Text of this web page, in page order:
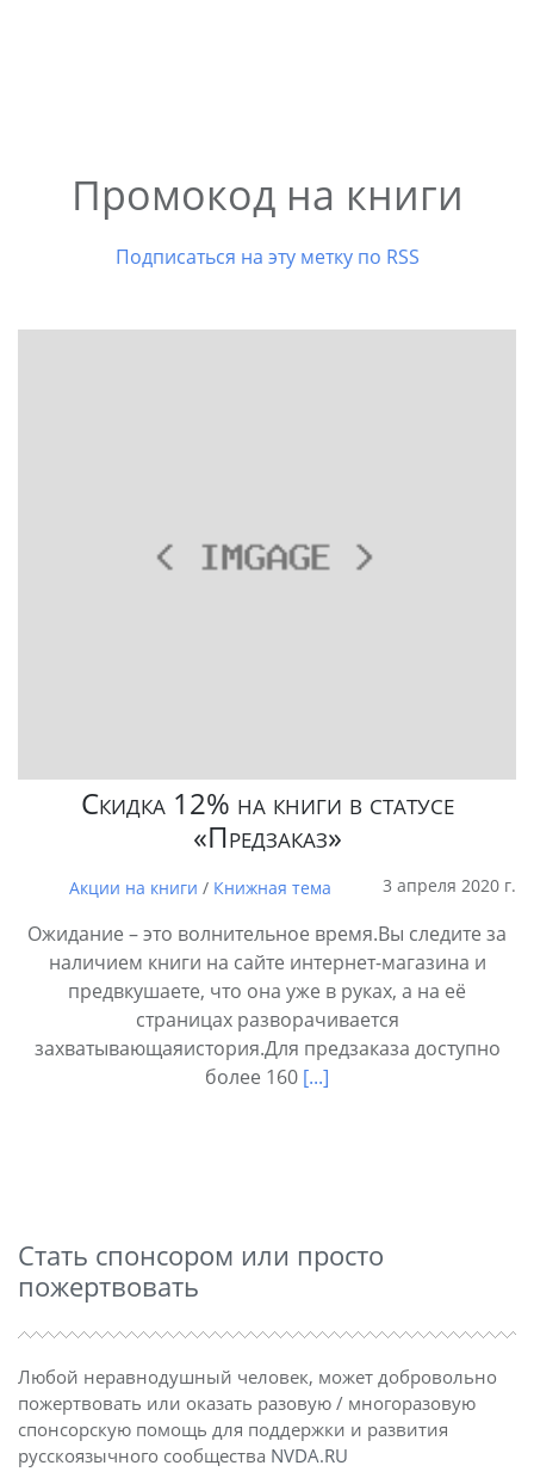
Промокод на книги
Подписаться на эту метку по RSS
Скидка 12% на книги в статусе
«Предзаказ»
Акции на книги / Книжная тема 3 апреля 2020 г.
Ожидание – это волнительное время.Вы следите за
наличием книги на сайте интернет-магазина и
предвкушаете, что она уже в руках, а на её
страницах разворачивается
захватывающаяистория.Для предзаказа доступно
более 160 [...]
Стать спонсором или просто
пожертвовать
Любой неравнодушный человек, может добровольно
пожертвовать или оказать разовую / многоразовую
спонсорскую помощь для поддержки и развития
русскоязычного сообщества NVDA.RU